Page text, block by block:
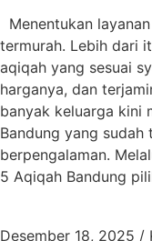
Menentukan
termurah. Lebih dari
aqiqah yang sesuai
harganya, dan
banyak keluarga kini
Bandung yang
berpengalaman.
5 Aqiqah Bandung
Desember 18, 2025 /